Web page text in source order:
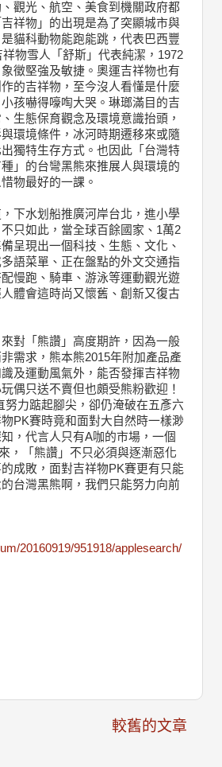
觀光、航空、美食到機關政府都
祥物」的出現是為了突顯城市與
貓科動物能跑能跳，代表巴西豐
物雪人「舒斯」代表純潔，1972
徵堅強及敏捷。奧運吉祥物也有
的吉祥物，至今沒人看懂是什麼
孩嚇得嚎啕大哭。琳瑯滿目的吉
生態保育觀念及環境意識抬頭，
環境條件，冰河時期遷移來或隨
獨特生存方式。也因此「台灣特
」的台彎黑熊來推展人與環境的
物最好的一課。
下水划船推廣河岸台北，進小學
只如此，當全球百餘國家、1萬2
呈現出一個科技、生態、文化、
語菜單、正在盤點的外文交通指
慢跑、騎車、游泳等運動觀光遊
體會這時尚又懷舊、創新又復古
對「熊讚」高度期許，因為一般
需求，熊本熊2015年附加產品產
及運動風氣外，能否發揮吉祥物
偶只送不賣但也頗受熊粉歡迎！
力踮起腳尖，卻仍淹破在五彥六
PK賽時竟和面對大自然時一樣渺
，代言人只有A咖的市場，一個
，「熊讚」不只必須與逐漸惡化
成敗，面對吉祥物PK賽更有只能
台灣黑熊啊，我們只能努力向前
20160919/951918/applesearch/
較舊的文章